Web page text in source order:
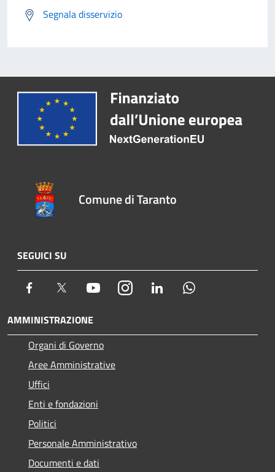
Segnala disservizio
Comune di Taranto
SEGUICI SU
Facebook Twitter YoutubeInstagram LinkedIn
AMMINISTRAZIONE
Organi di Governo
Aree Amministrative
Uffici
Enti e fondazioni
Politici
Personale Amministrativo
Documenti e dati